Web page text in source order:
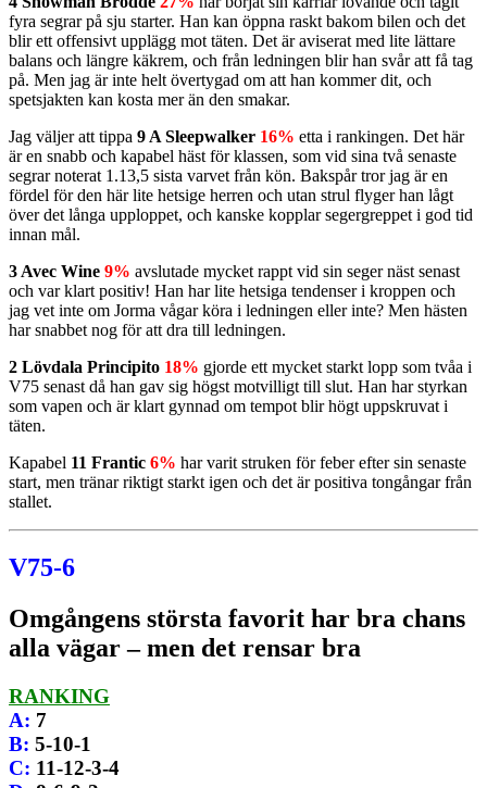
fyra segrar på sju starter. Han kan öppna raskt bakom bilen och det
blir ett offensivt upplägg mot täten. Det är aviserat med lite lättare
balans och längre käkrem, och från ledningen blir han svår att få tag
på. Men jag är inte helt övertygad om att han kommer dit, och
spetsjakten kan kosta mer än den smakar.
Jag väljer att tippa 9 A Sleepwalker 16% etta i rankingen. Det här
är en snabb och kapabel häst för klassen, som vid sina två senaste
segrar noterat 1.13,5 sista varvet från kön. Bakspår tror jag är en
fördel för den här lite hetsige herren och utan strul flyger han lågt
över det långa upploppet, och kanske kopplar segergreppet i god tid
innan mål.
3 Avec Wine 9% avslutade mycket rappt vid sin seger näst senast
och var klart positiv! Han har lite hetsiga tendenser i kroppen och
jag vet inte om Jorma vågar köra i ledningen eller inte? Men hästen
har snabbet nog för att dra till ledningen.
2 Lövdala Principito 18% gjorde ett mycket starkt lopp som tvåa i
V75 senast då han gav sig högst motvilligt till slut. Han har styrkan
som vapen och är klart gynnad om tempot blir högt uppskruvat i
täten.
Kapabel 11 Frantic 6% har varit struken för feber efter sin senaste
start, men tränar riktigt starkt igen och det är positiva tongångar från
stallet.
V75-6
Omgångens största favorit har bra chans
alla vägar – men det rensar bra
RANKING
A: 7
B: 5-10-1
C: 11-12-3-4